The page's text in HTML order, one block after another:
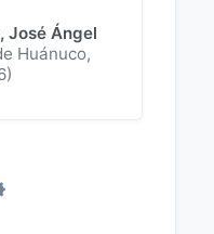
José Ángel
Huánuco,
)